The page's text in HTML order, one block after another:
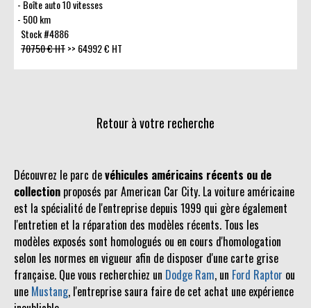
Découvrez le parc devéhicules américains récents ou de
collection proposés par American Car City. La voiture américaine
est la spécialité de l'entreprise depuis 1999 qui gère également
l'entretien et la réparation des modèles récents. Tous les
modèles exposés sont homologués ou en cours d'homologation
selon les normes en vigueur afin de disposer d'une carte grise
française. Que vous recherchiez un Dodge Ram, un Ford Raptor ou
une Mustang, l'entreprise saura faire de cet achat une expérience
Boîte auto 10 vitesses
500 km
Stock #4886
70750 € HT>> 64992 € HT
Retour à votre recherche